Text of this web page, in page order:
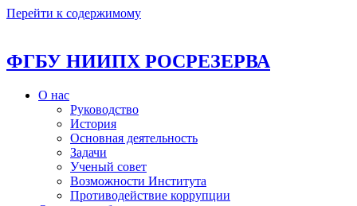
Перейти к содержимому
ФГБУ НИИПХ РОСРЕЗЕРВА
О нас
Руководство
История
Основная деятельность
Задачи
Ученый совет
Возможности Института
Противодействие коррупции